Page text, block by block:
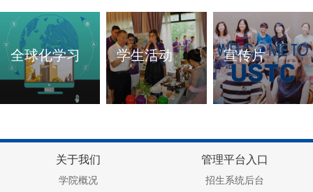
全球化学习 学生活动 宣传片
关于我们
学院概况
管理平台入口
招生系统后台